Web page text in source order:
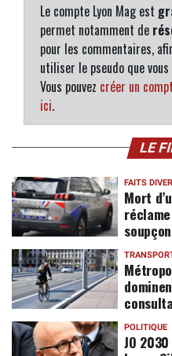
Le compte Lyon Mag est
permet notamment de
pour les commentaires,
utiliser le pseudo que
Vous pouvez créer un
ici.
LE
FAITS
Mort
POLITIQUE
JO